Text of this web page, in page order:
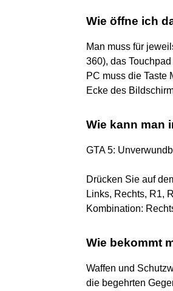
Wie öffne ich
Man muss für
360), das
PC muss die Taste
Ecke des
Wie kann man
GTA 5:
Drücken Sie auf
Links, Rechts, R1,
Kombination:
Wie bekommt
Waffen und
die begehrten